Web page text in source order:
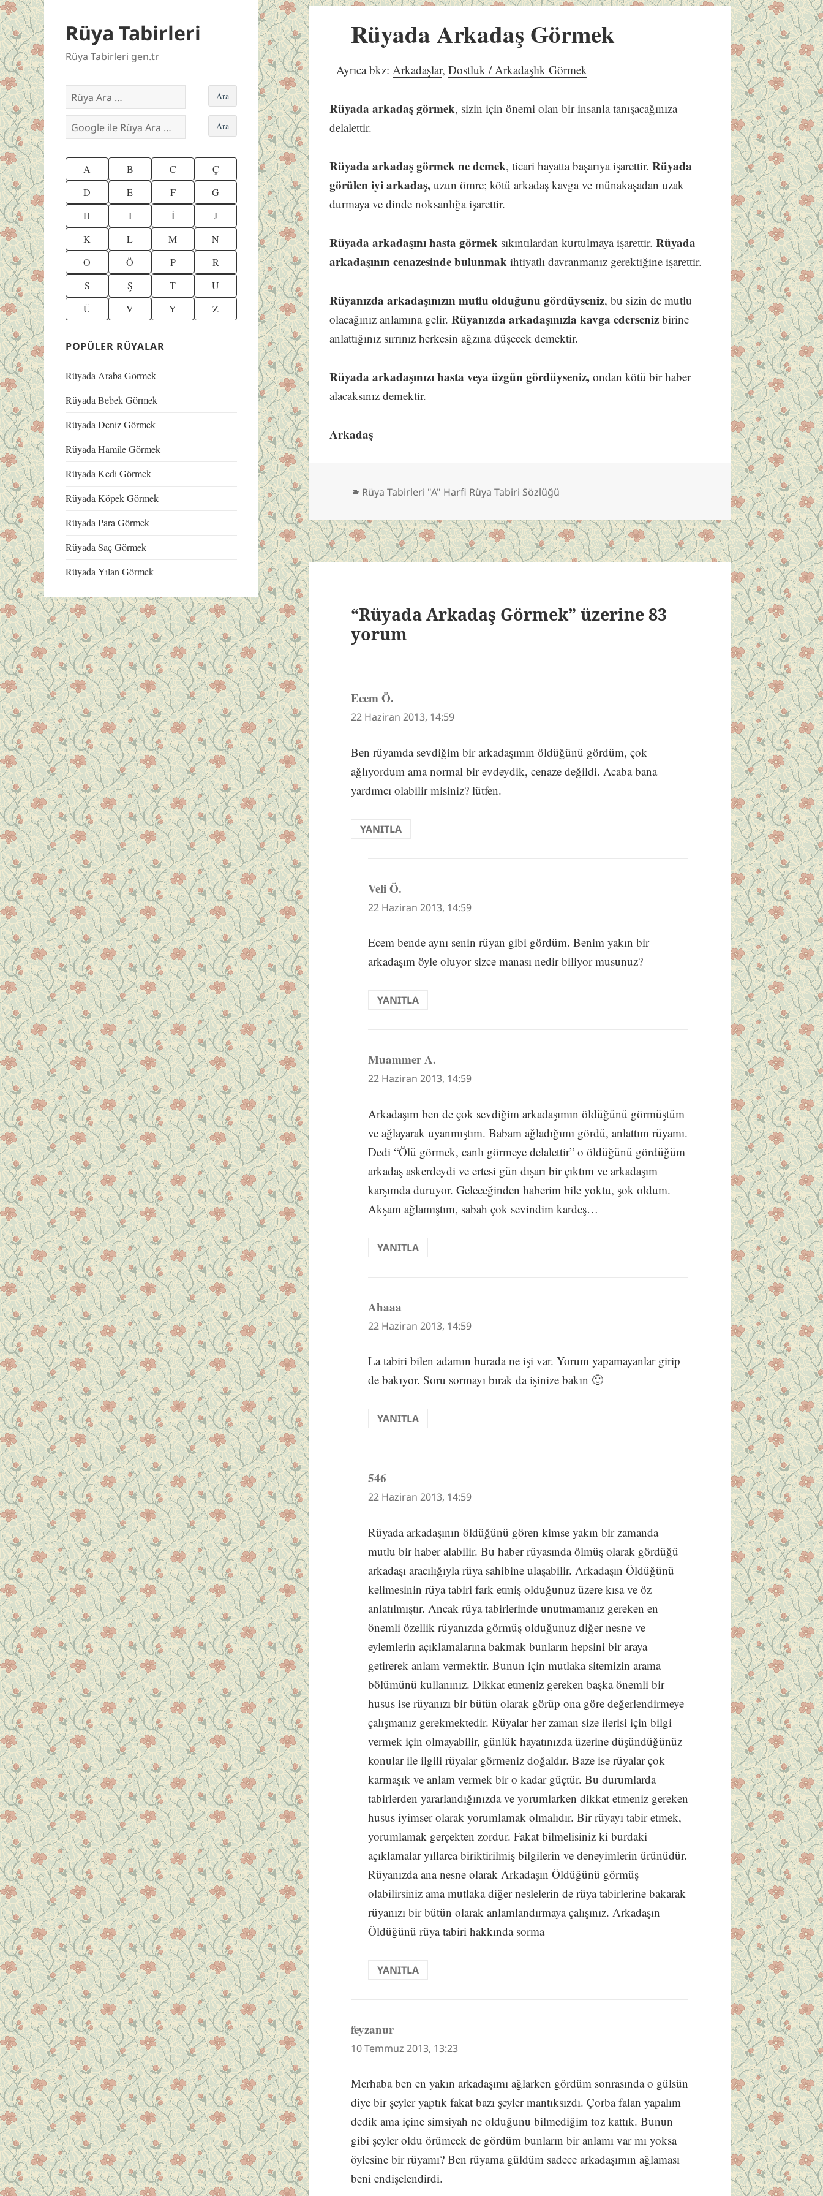
Rüya Tabirleri
Rüya Tabirleri gen.tr
A B C
Ç
D
E F
G
H
I İ
J
K
L M
N
O
Ö P
R
S
Ş T
U
Ü
V Y Z
POPÜLER RÜYALAR
Rüyada Araba Görmek
Rüyada Bebek Görmek
Rüyada Deniz Görmek
Rüyada Hamile Görmek
Rüyada Kedi Görmek
Rüyada Köpek Görmek
Rüyada Para Görmek
Rüyada Saç Görmek
Rüyada Yılan Görmek
Rüyada Arkadaş Görmek
Ayrıca bkz:Arkadaşlar,Dostluk / Arkadaşlık Görmek
Rüyada arkadaş görmek, sizin için önemi olan bir insanla tanışacağınıza
delalettir.
Rüyada arkadaş görmek ne demek, ticari hayatta başarıya işarettir.Rüyada
görülen iyi arkadaş, uzun ömre; kötü arkadaş kavga ve münakaşadan uzak
durmaya ve dinde noksanlığa işarettir.
Rüyada arkadaşını hasta görmek sıkıntılardan kurtulmaya işarettir.Rüyada
arkadaşının cenazesinde bulunmakihtiyatlı davranmanız gerektiğine işarettir.
Rüyanızda arkadaşınızın mutlu olduğunu gördüyseniz, bu sizin de mutlu
olacağınız anlamına gelir.Rüyanızda arkadaşınızla kavga ederseniz birine
anlattığınız sırrınız herkesin ağzına düşecek demektir.
Rüyada arkadaşınızı hasta veya üzgün gördüyseniz, ondan kötü bir haber
alacaksınız demektir.
Arkadaş
Kategoriler
Rüya Tabirleri "A" Harfi Rüya Tabiri Sözlüğü
“Rüyada Arkadaş Görmek” üzerine 83
yorum
Ecem Ö.
ki:
22 Haziran 2013, 14:59
Ben rüyamda sevdiğim bir arkadaşımın öldüğünü gördüm, çok
ağlıyordum ama normal bir evdeydik, cenaze değildi. Acaba bana
yardımcı olabilir misiniz? lütfen.
YANITLA
Veli Ö.
ki:
22 Haziran 2013, 14:59
Ecem bende aynı senin rüyan gibi gördüm. Benim yakın bir
arkadaşım öyle oluyor sizce manası nedir biliyor musunuz?
YANITLA
Muammer A.
ki:
22 Haziran 2013, 14:59
Arkadaşım ben de çok sevdiğim arkadaşımın öldüğünü görmüştüm
ve ağlayarak uyanmıştım. Babam ağladığımı gördü, anlattım rüyamı.
Dedi “Ölü görmek, canlı görmeye delalettir” o öldüğünü gördüğüm
arkadaş askerdeydi ve ertesi gün dışarı bir çıktım ve arkadaşım
karşımda duruyor. Geleceğinden haberim bile yoktu, şok oldum.
Akşam ağlamıştım, sabah çok sevindim kardeş…
YANITLA
Ahaaa
ki:
22 Haziran 2013, 14:59
La tabiri bilen adamın burada ne işi var. Yorum yapamayanlar girip
de bakıyor. Soru sormayı bırak da işinize bakın 🙂
YANITLA
546
ki:
22 Haziran 2013, 14:59
Rüyada arkadaşının öldüğünü gören kimse yakın bir zamanda
mutlu bir haber alabilir. Bu haber rüyasında ölmüş olarak gördüğü
arkadaşı aracılığıyla rüya sahibine ulaşabilir. Arkadaşın Öldüğünü
kelimesinin rüya tabiri fark etmiş olduğunuz üzere kısa ve öz
anlatılmıştır. Ancak rüya tabirlerinde unutmamanız gereken en
önemli özellik rüyanızda görmüş olduğunuz diğer nesne ve
eylemlerin açıklamalarına bakmak bunların hepsini bir araya
getirerek anlam vermektir. Bunun için mutlaka sitemizin arama
bölümünü kullanınız. Dikkat etmeniz gereken başka önemli bir
husus ise rüyanızı bir bütün olarak görüp ona göre değerlendirmeye
çalışmanız gerekmektedir. Rüyalar her zaman size ilerisi için bilgi
vermek için olmayabilir, günlük hayatınızda üzerine düşündüğünüz
konular ile ilgili rüyalar görmeniz doğaldır. Baze ise rüyalar çok
karmaşık ve anlam vermek bir o kadar güçtür. Bu durumlarda
tabirlerden yararlandığınızda ve yorumlarken dikkat etmeniz gereken
husus iyimser olarak yorumlamak olmalıdır. Bir rüyayı tabir etmek,
yorumlamak gerçekten zordur. Fakat bilmelisiniz ki burdaki
açıklamalar yıllarca biriktirilmiş bilgilerin ve deneyimlerin ürünüdür.
Rüyanızda ana nesne olarak Arkadaşın Öldüğünü görmüş
olabilirsiniz ama mutlaka diğer neslelerin de rüya tabirlerine bakarak
rüyanızı bir bütün olarak anlamlandırmaya çalışınız. Arkadaşın
Öldüğünü rüya tabiri hakkında sorma
YANITLA
feyzanurdedi
ki:
10 Temmuz 2013, 13:23
Merhaba ben en yakın arkadaşımı ağlarken gördüm sonrasında o gülsün
diye bir şeyler yaptık fakat bazı şeyler mantıksızdı. Çorba falan yapalım
dedik ama içine simsiyah ne olduğunu bilmediğim toz kattık. Bunun
gibi şeyler oldu örümcek de gördüm bunların bir anlamı var mı yoksa
öylesine bir rüyamı? Ben rüyama güldüm sadece arkadaşımın ağlaması
beni endişelendirdi.